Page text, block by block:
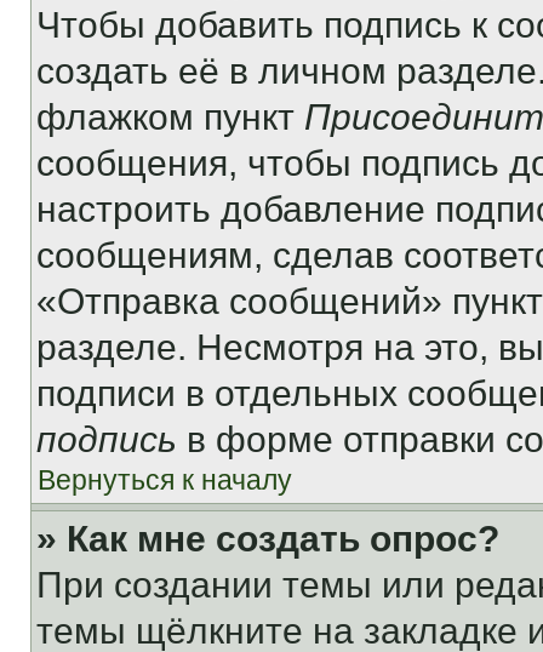
Чтобы добавить подпись к
создать её в личном
флажком пункт
сообщения, чтобы подпись
настроить добавление
сообщениям, сделав
«Отправка сообщений»
разделе. Несмотря на это,
подписи в отдельных
подпись в форме отправки
Вернуться к началу
» Как мне создать опрос?
При создании темы или
темы щёлкните на